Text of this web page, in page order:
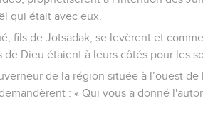
qui était avec eux.
fils de Jotsadak, se levèrent et
Dieu étaient à leurs côtés pour les
de la région située à l’ouest de
: « Qui vous a donné